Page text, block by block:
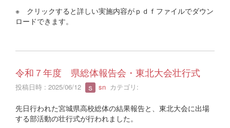
※ クリックすると詳しい実施内容がｐｄｆファイルでダウン
ロードできます。
令和７年度 県総体報告会・東北大会壮行式
投稿日時 : 2025/06/12 sn カテゴリ:
先日行われた宮城県高校総体の結果報告と、東北大会に出場
する部活動の壮行式が行われました。